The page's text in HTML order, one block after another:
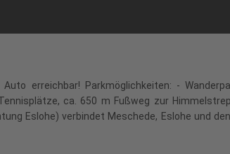
erreichbar! Parkmöglichkeiten: -
ca. 650 m Fußweg zur
Eslohe) verbindet Meschede, Eslohe und